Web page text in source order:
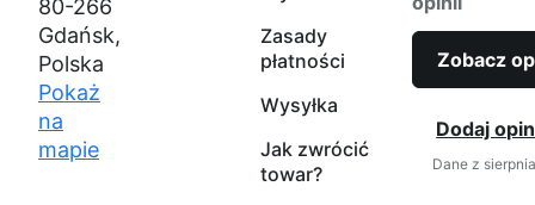
80-266
Gdańsk,
Polska
Pokaż
na
mapie
Zasady
płatności
Wysyłka
Jak zwrócić
towar?
Zobacz
Dodaj
Dane z